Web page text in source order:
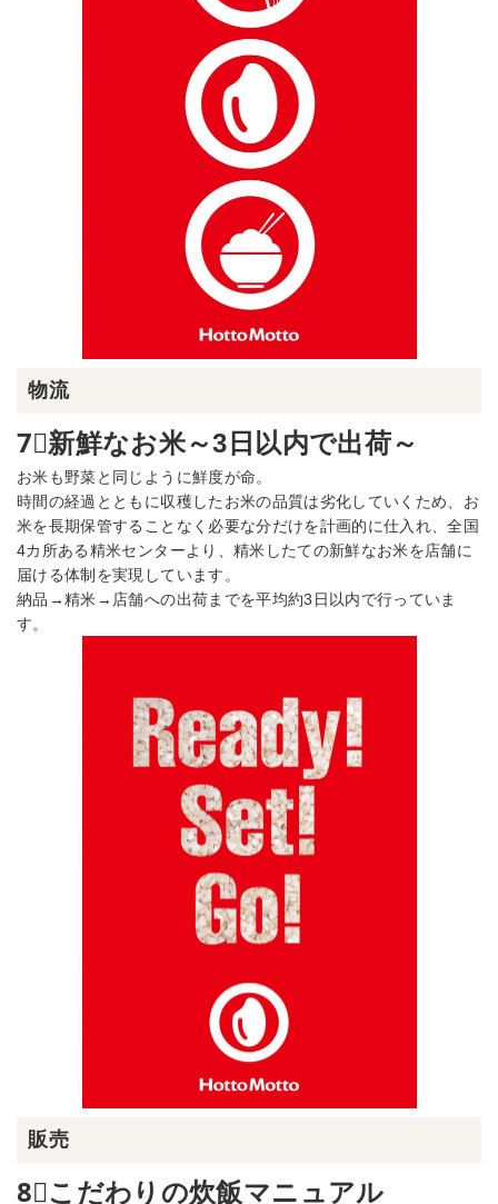
物流
7⃣新鮮なお米～3日以内で出荷～
お米も野菜と同じように鮮度が命。
時間の経過とともに収穫したお米の品質は劣化していくため、お
米を長期保管することなく必要な分だけを計画的に仕入れ、全国
4カ所ある精米センターより、精米したての新鮮なお米を店舗に
届ける体制を実現しています。
納品→精米→店舗への出荷までを平均約3日以内で行っていま
す。
販売
8⃣こだわりの炊飯マニュアル